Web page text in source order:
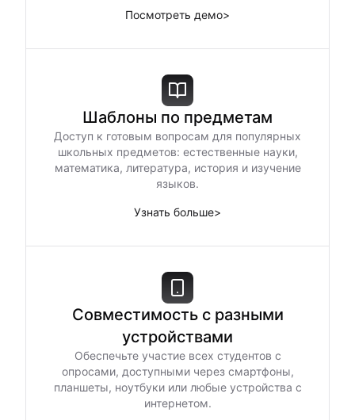
Посмотреть демо>
Шаблоны по предметам
Доступ к готовым вопросам для популярных
школьных предметов: естественные науки,
математика, литература, история и изучение
языков.
Узнать больше>
Совместимость с разными
устройствами
Обеспечьте участие всех студентов с
опросами, доступными через смартфоны,
планшеты, ноутбуки или любые устройства с
интернетом.